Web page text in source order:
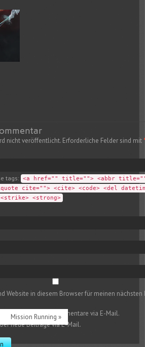
nicht veröffentlicht. Erforderliche Felder sind mit
tags: <a href="" title=""> <abbr
cite=""> <cite> <code> <del
<strong>
Website in diesem Browser für meinen
nachfolgende Kommentare via E-Mail.
neue Beiträge via E-Mail.
Mission Running »